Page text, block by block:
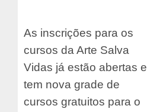
As inscrições para os
cursos da Arte Salva
Vidas já estão abertas e
tem nova grade de
cursos gratuitos para o